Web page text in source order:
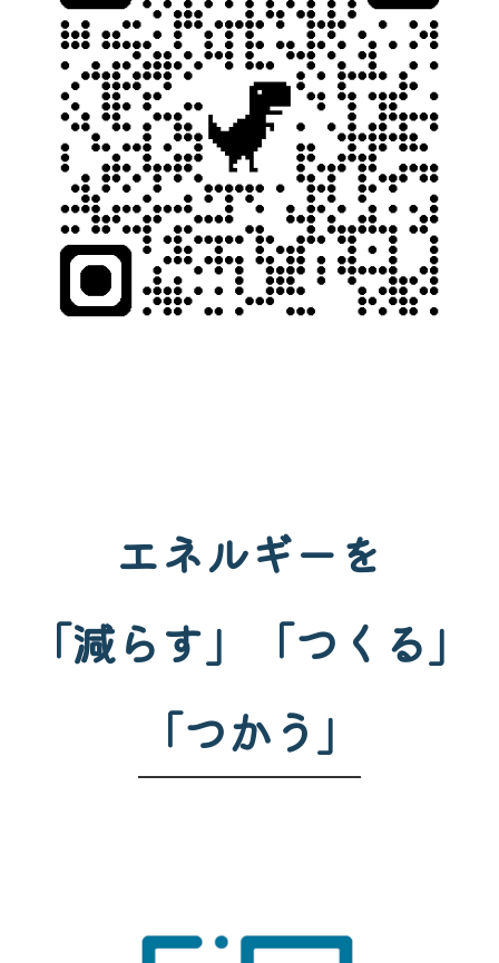
エネルギーを
「減らす」「つくる」
「つかう」